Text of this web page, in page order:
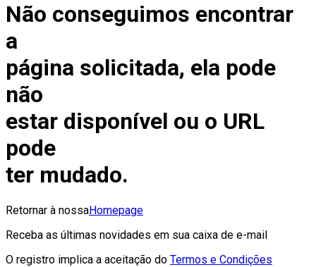
Não conseguimos encontrar
a
página solicitada, ela pode
não
estar disponível ou o URL
pode
ter mudado.
Retornar à nossaHomepage
Receba as últimas novidades em sua caixa de e-mail
O registro implica a aceitação do Termos e Condições